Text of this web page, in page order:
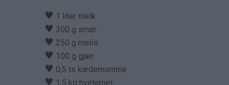
♥ 1 liter melk
♥ 300 g smør
♥ 250 g melis
♥ 100 g gjær
♥ 0,5 ts kardemomme
♥ 1,5 kg hvetemel